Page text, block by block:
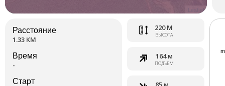
Leaflet
Расстояние
1.33 КМ
Время
-
Старт
220 М
ВЫСОТА
164 м
ПОДЪЕМ
m